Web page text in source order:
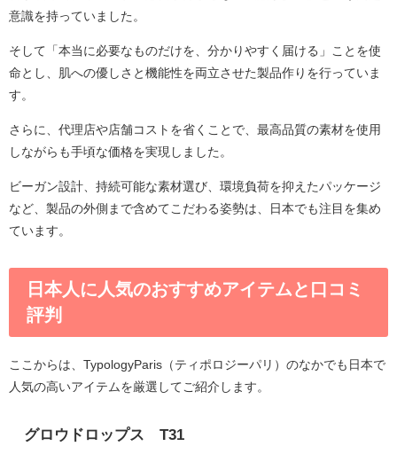
意識を持っていました。
そして「本当に必要なものだけを、分かりやすく届ける」ことを使
命とし、肌への優しさと機能性を両立させた製品作りを行っていま
す。
さらに、代理店や店舗コストを省くことで、最高品質の素材を使用
しながらも手頃な価格を実現しました。
ビーガン設計、持続可能な素材選び、環境負荷を抑えたパッケージ
など、製品の外側まで含めてこだわる姿勢は、日本でも注目を集め
ています。
日本人に人気のおすすめアイテムと口コミ
評判
ここからは、TypologyParis（ティポロジーパリ）のなかでも日本で
人気の高いアイテムを厳選してご紹介します。
グロウドロップス T31